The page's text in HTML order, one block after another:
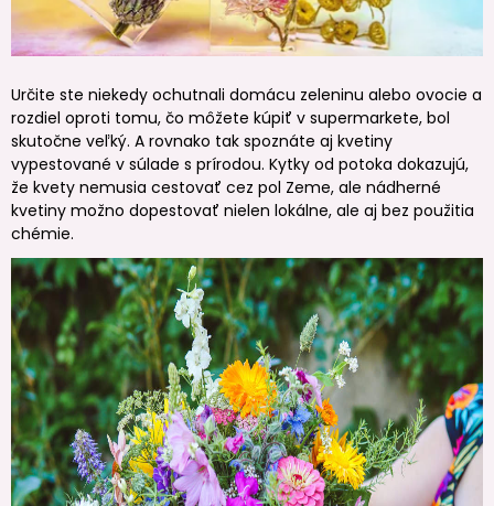
Určite ste niekedy ochutnali domácu zeleninu alebo ovocie a
rozdiel oproti tomu, čo môžete kúpiť v supermarkete, bol
skutočne veľký. A rovnako tak spoznáte aj kvetiny
vypestované v súlade s prírodou. Kytky od potoka dokazujú,
že kvety nemusia cestovať cez pol Zeme, ale nádherné
kvetiny možno dopestovať nielen lokálne, ale aj bez použitia
chémie.